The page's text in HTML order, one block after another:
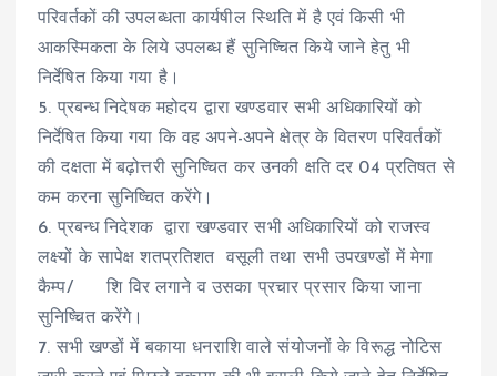
परिवर्तकों की उपलब्धता कार्यषील स्थिति में है एवं किसी भी
आकस्मिकता के लिये उपलब्ध हैं सुनिष्चित किये जाने हेतु भी
निर्देषित किया गया है।
5. प्रबन्ध निदेषक महोदय द्वारा खण्डवार सभी अधिकारियों को
निर्देषित किया गया कि वह अपने-अपने क्षेत्र के वितरण परिवर्तकों
की दक्षता में बढ़ोत्तरी सुनिष्चित कर उनकी क्षति दर 04 प्रतिषत से
कम करना सुनिष्चित करेंगे।
6. प्रबन्ध निदेशक द्वारा खण्डवार सभी अधिकारियों को राजस्व
लक्ष्यों के सापेक्ष शतप्रतिशत वसूली तथा सभी उपखण्डों में मेगा
कैम्प/ शि विर लगाने व उसका प्रचार प्रसार किया जाना
सुनिष्चित करेंगे।
7. सभी खण्डों में बकाया धनराशि वाले संयोजनों के विरूद्ध नोटिस